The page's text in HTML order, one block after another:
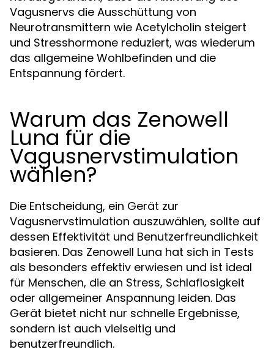
Vagusnervs die Ausschüttung von
Neurotransmittern wie Acetylcholin steigert
und Stresshormone reduziert, was wiederum
das allgemeine Wohlbefinden und die
Entspannung fördert.
Warum das Zenowell
Luna für die
Vagusnervstimulation
wählen?
Die Entscheidung, ein Gerät zur
Vagusnervstimulation auszuwählen, sollte auf
dessen Effektivität und Benutzerfreundlichkeit
basieren. Das Zenowell Luna hat sich in Tests
als besonders effektiv erwiesen und ist ideal
für Menschen, die an Stress, Schlaflosigkeit
oder allgemeiner Anspannung leiden. Das
Gerät bietet nicht nur schnelle Ergebnisse,
sondern ist auch vielseitig und
benutzerfreundlich.